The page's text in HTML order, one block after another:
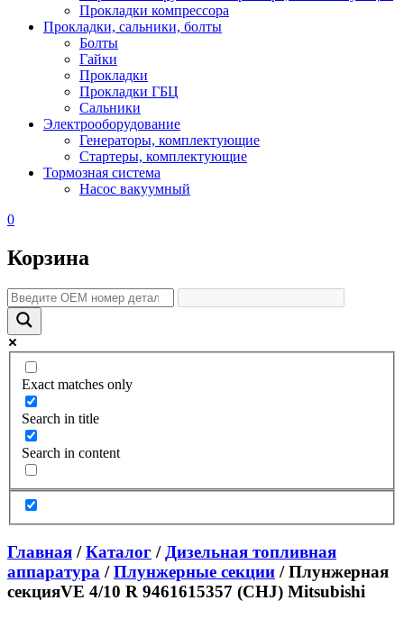
Прокладки компрессора
Прокладки, сальники, болты
Болты
Гайки
Прокладки
Прокладки ГБЦ
Сальники
Электрооборудование
Генераторы, комплектующие
Стартеры, комплектующие
Тормозная система
Насос вакуумный
0
Корзина
Exact matches only
Search in title
Search in content
Главная /Каталог / Дизельная топливная
аппаратура /Плунжерные секции / Плунжерная
секцияVE 4/10 R 9461615357 (CHJ) Mitsubishi